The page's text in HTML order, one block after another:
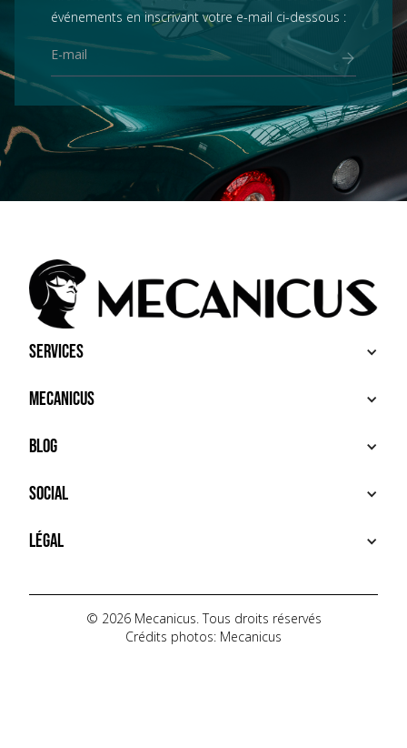
événements en inscrivant votre e-mail ci-dessous :
Services
ACHETER
VENDRE
SERVICES PREMIUM
Mecanicus
À PROPOS
HOUSE MECANICUS
CONTACT
Blog
NEWS
VIDÉOS
AUTOPÉDIA
Social
INSTAGRAM
TIKTOK
YOUTUBE
Légal
POLITIQUE DE CONFIDENTIALITÉ
© 2026 Mecanicus. Tous droits réservés
Crédits photos: Mecanicus